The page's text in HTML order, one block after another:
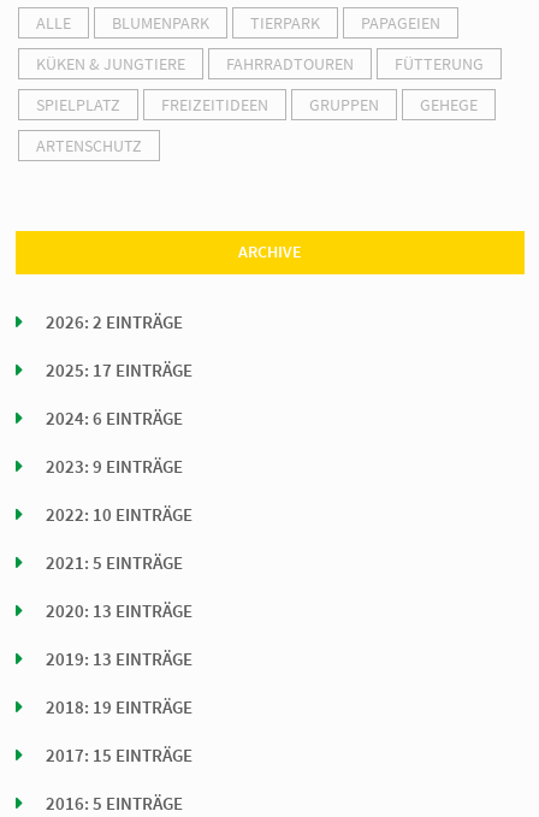
ALLE BLUMENPARK TIERPARK
PAPAGEIEN
KÜKEN & JUNGTIERE
FAHRRADTOUREN
FÜTTERUNG
SPIELPLATZ
FREIZEITIDEEN GRUPPEN
GEHEGE
ARTENSCHUTZ
ARCHIVE
2026: 2 EINTRÄGE
2025: 17 EINTRÄGE
2024: 6 EINTRÄGE
2023: 9 EINTRÄGE
2022: 10 EINTRÄGE
2021: 5 EINTRÄGE
2020: 13 EINTRÄGE
2019: 13 EINTRÄGE
2018: 19 EINTRÄGE
2017: 15 EINTRÄGE
2016: 5 EINTRÄGE